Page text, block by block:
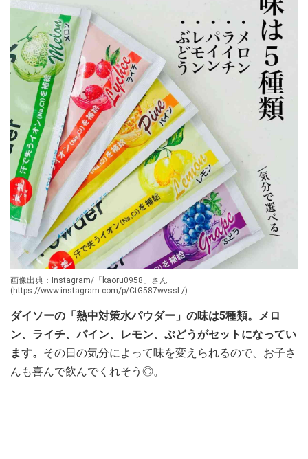
画像出典：Instagram/「kaoru0958」さん
(https://www.instagram.com/p/CtG587wvssL/)
ダイソーの「熱中対策水パウダー」の味は5種類。メロ
ン、ライチ、パイン、レモン、ぶどうがセットになってい
ます。 その日の気分によって味を変えられるので、お子さ
んも喜んで飲んでくれそう◎。